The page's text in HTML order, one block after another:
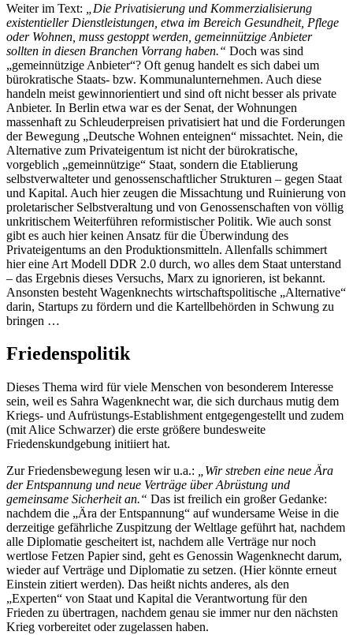
Weiter im Text:
„Die Privatisierung und Kommerzialisierung
existentieller Dienstleistungen, etwa im Bereich Gesundheit, Pflege
oder Wohnen, muss gestoppt werden, gemeinnützige Anbieter
sollten in diesen Branchen Vorrang haben.“ Doch was sind
„gemeinnützige Anbieter“? Oft genug handelt es sich dabei um
bürokratische Staats- bzw. Kommunalunternehmen. Auch diese
handeln meist gewinnorientiert und sind oft nicht besser als private
Anbieter. In Berlin etwa war es der Senat, der Wohnungen
massenhaft zu Schleuderpreisen privatisiert hat und die Forderungen
der Bewegung „Deutsche Wohnen enteignen“ missachtet. Nein, die
Alternative zum Privateigentum ist nicht der bürokratische,
vorgeblich „gemeinnützige“ Staat, sondern die Etablierung
selbstverwalteter und genossenschaftlicher Strukturen – gegen Staat
und Kapital. Auch hier zeugen die Missachtung und Ruinierung von
proletarischer Selbstveraltung und von Genossenschaften von völlig
unkritischem Weiterführen reformistischer Politik. Wie auch sonst
gibt es auch hier keinen Ansatz für die Überwindung des
Privateigentums an den Produktionsmitteln. Allenfalls schimmert
hier eine Art Modell DDR 2.0 durch, wo alles dem Staat unterstand
– das Ergebnis dieses Versuchs, Marx zu ignorieren, ist bekannt.
Ansonsten besteht Wagenknechts wirtschaftspolitische „Alternative“
darin, Startups zu fördern und die Kartellbehörden in Schwung zu
bringen …
Friedenspolitik
Dieses Thema wird für viele Menschen von besonderem Interesse
sein, weil es Sahra Wagenknecht war, die sich durchaus mutig dem
Kriegs- und Aufrüstungs-Establishment entgegengestellt und zudem
(mit Alice Schwarzer) die erste größere bundesweite
Friedenskundgebung initiiert hat.
Zur Friedensbewegung lesen wir u.a.:
„Wir streben eine neue Ära
der Entspannung und neue Verträge über Abrüstung und
gemeinsame Sicherheit an.“ Das ist freilich ein großer Gedanke:
nachdem die „Ära der Entspannung“ auf wundersame Weise in die
derzeitige gefährliche Zuspitzung der Weltlage geführt hat, nachdem
alle Diplomatie gescheitert ist, nachdem alle Verträge nur noch
wertlose Fetzen Papier sind, geht es Genossin Wagenknecht darum,
wieder auf Verträge und Diplomatie zu setzen. (Hier könnte erneut
Einstein zitiert werden). Das heißt nichts anderes, als den
„Experten“ von Staat und Kapital die Verantwortung für den
Frieden zu übertragen, nachdem genau sie immer nur den nächsten
Krieg vorbereitet oder zugelassen haben.